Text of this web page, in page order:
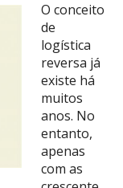
O conceito
de
logística
reversa já
existe há
muitos
anos. No
entanto,
apenas
com as